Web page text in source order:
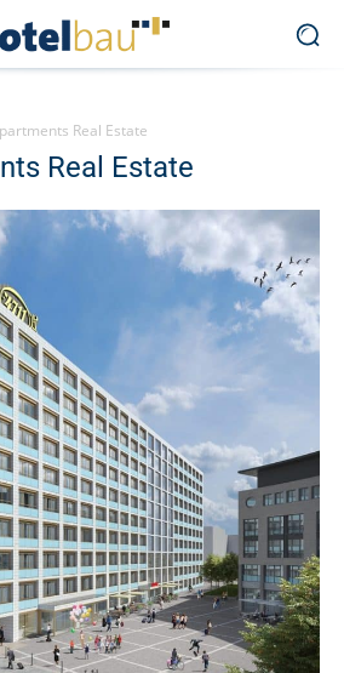
Real Estate
Real Estate